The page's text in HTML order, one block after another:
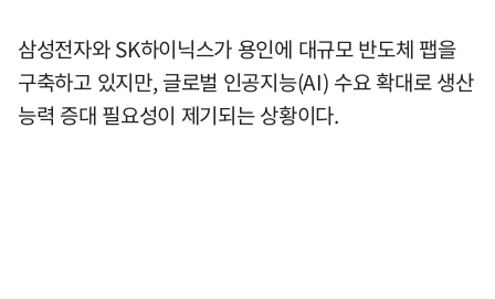
삼성전자와 SK하이닉스가 용인에 대규모 반도체 팹을
구축하고 있지만, 글로벌 인공지능(AI) 수요 확대로 생산
능력 증대 필요성이 제기되는 상황이다.